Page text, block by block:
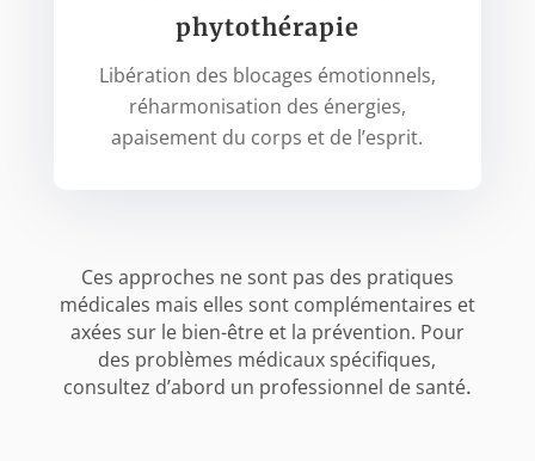
phytothérapie
Libération des blocages émotionnels,
réharmonisation des énergies,
apaisement du corps et de l’esprit.
Ces approches ne sont pas des pratiques
médicales mais elles sont complémentaires et
axées sur le bien-être et la prévention. Pour
des problèmes médicaux spécifiques,
consultez d’abord un professionnel de santé.